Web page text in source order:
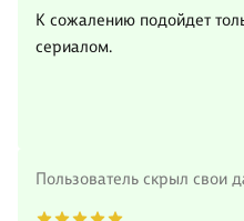
К сожалению подойдет
сериалом.
Пользователь скрыл свои